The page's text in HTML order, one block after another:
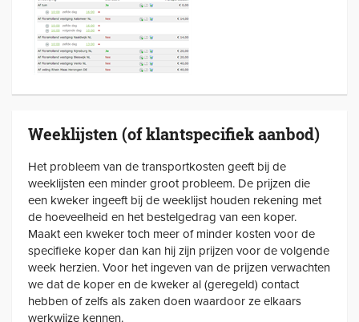
Weeklijsten (of klantspecifiek aanbod)
Het probleem van de transportkosten geeft bij de
weeklijsten een minder groot probleem. De prijzen die
een kweker ingeeft bij de weeklijst houden rekening met
de hoeveelheid en het bestelgedrag van een koper.
Maakt een kweker toch meer of minder kosten voor de
specifieke koper dan kan hij zijn prijzen voor de volgende
week herzien. Voor het ingeven van de prijzen verwachten
we dat de koper en de kweker al (geregeld) contact
hebben of zelfs als zaken doen waardoor ze elkaars
werkwijze kennen.